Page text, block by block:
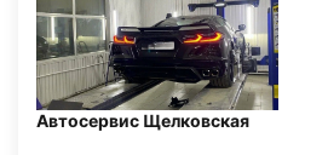
Автосервис Щелковская